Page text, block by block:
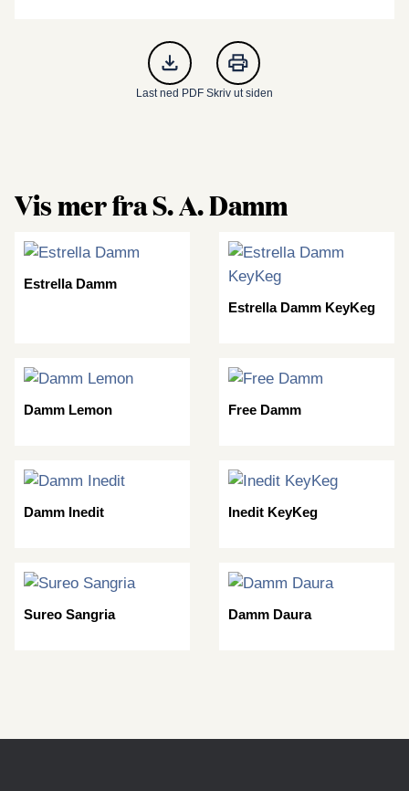
Last ned PDF Skriv ut siden
Vis mer fra S. A. Damm
Estrella Damm
Estrella Damm KeyKeg
Damm Lemon Free Damm
Damm Inedit Inedit KeyKeg
Sureo Sangria Damm Daura